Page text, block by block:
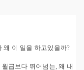
왜 이 일을 하고있을까?
급보다 뛰어넘는, 왜 내